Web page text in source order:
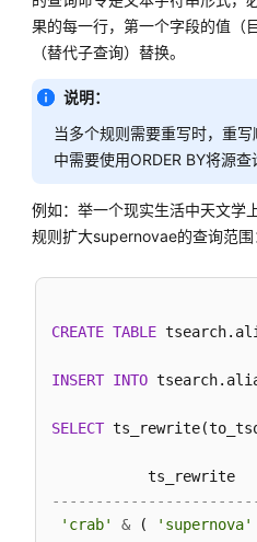
南
最
佳
数
据
迁
与
步
开
指
SQL
果的每一行，第一个字段的值（
（替代子查询）替换。
说明：
当多个规则需要重写时，重
中需要使用ORDER BY将源查
例如：举一个现实生活中天文学
规则扩大supernovae的查询范围
CREATE TABLE
INSERT INTO
SELECT
'crab'
& ( 'supernova'